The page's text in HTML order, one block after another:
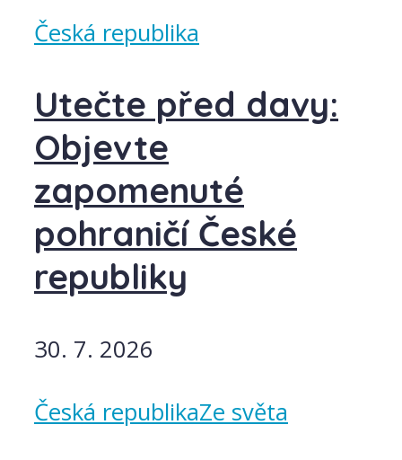
Česká republika
Utečte před davy:
Objevte
zapomenuté
pohraničí České
republiky
30. 7. 2026
Česká republikaZe světa